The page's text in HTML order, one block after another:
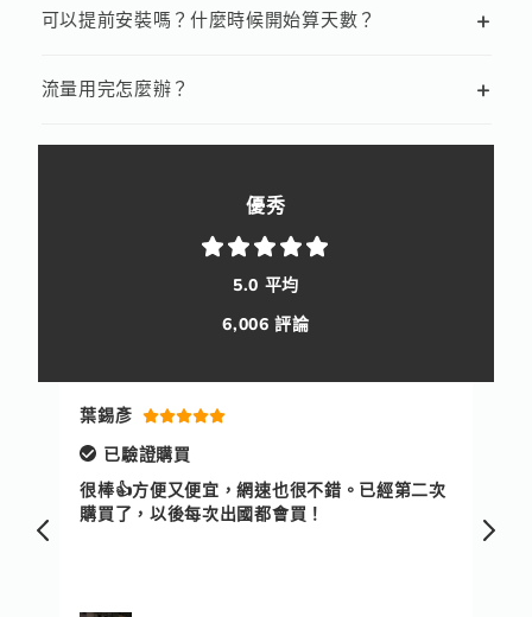
可以提前安裝嗎？什麼時候開始算天數？ +
流量用完怎麼辦？ +
優秀
5.0 平均
6,006 評論
楊婷兒
已驗證購買
非常好用，非常流暢！